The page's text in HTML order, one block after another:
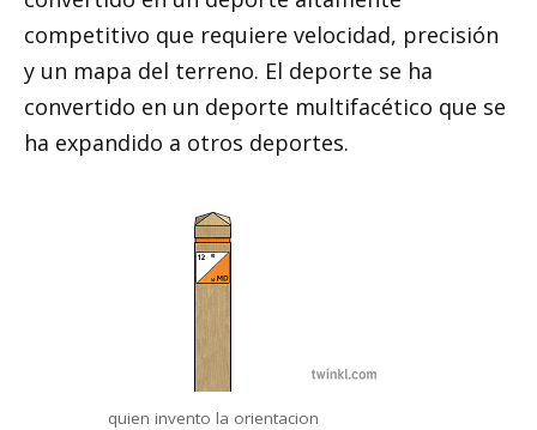
competitivo que requiere velocidad, precisión
y un mapa del terreno. El deporte se ha
convertido en un deporte multifacético que se
ha expandido a otros deportes.
quien invento la orientacion